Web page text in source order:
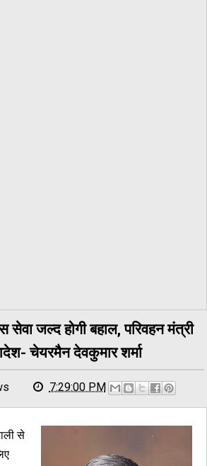
जल्द होगी बहाल, परिवहन मंत्री
चेयरमैन देवकुमार शर्मा
7:29:00 PM
से